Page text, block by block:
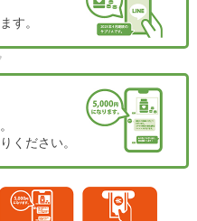
す。
ください。